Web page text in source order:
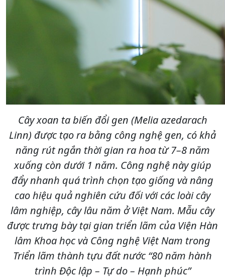
Cây xoan ta biến đổi gen (Melia azedarach
Linn) được tạo ra bằng công nghệ gen, có khả
năng rút ngắn thời gian ra hoa từ 7–8 năm
xuống còn dưới 1 năm. Công nghệ này giúp
đẩy nhanh quá trình chọn tạo giống và nâng
cao hiệu quả nghiên cứu đối với các loài cây
lâm nghiệp, cây lâu năm ở Việt Nam. Mẫu cây
được trưng bày tại gian triển lãm của Viện Hàn
lâm Khoa học và Công nghệ Việt Nam trong
Triển lãm thành tựu đất nước “80 năm hành
trình Độc lập – Tự do – Hạnh phúc”